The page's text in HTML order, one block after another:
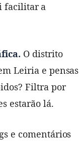
facilitar a
O distrito
Leiria e pensas
Filtra por
estarão lá.
e comentários